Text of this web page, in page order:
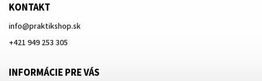
KONTAKT
info@praktikshop.sk
+421 949 253 305
INFORMÁCIE PRE VÁS